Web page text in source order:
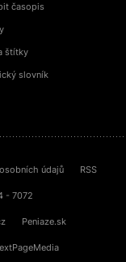
časopis
štítky
slovník
údajů RSS
- 7072
Peniaze.sk